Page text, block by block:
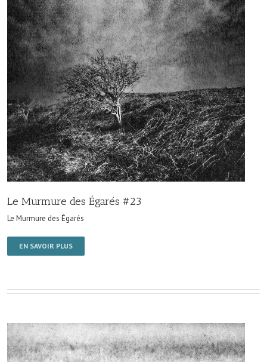
Le Murmure des Égarés #23
Le Murmure des Égarés
EN SAVOIR PLUS